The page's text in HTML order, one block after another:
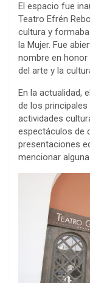
El espacio fue
Teatro Efrén
cultura y
la Mujer. Fue
nombre en
del arte y la
En la actualidad,
de los
actividades
espectáculos de
presentaciones
mencionar